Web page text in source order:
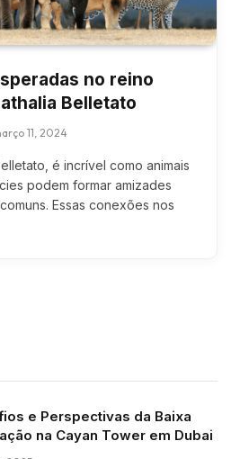
no reino
Belletato
11, 2024
é incrível como animais
podem formar amizades
Essas conexões nos
e Perspectivas da Baixa
na Cayan Tower em Dubai